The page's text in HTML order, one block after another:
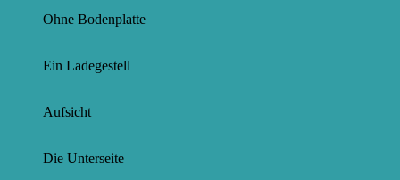
Ohne Bodenplatte
Ein Ladegestell
Aufsicht
Die Unterseite